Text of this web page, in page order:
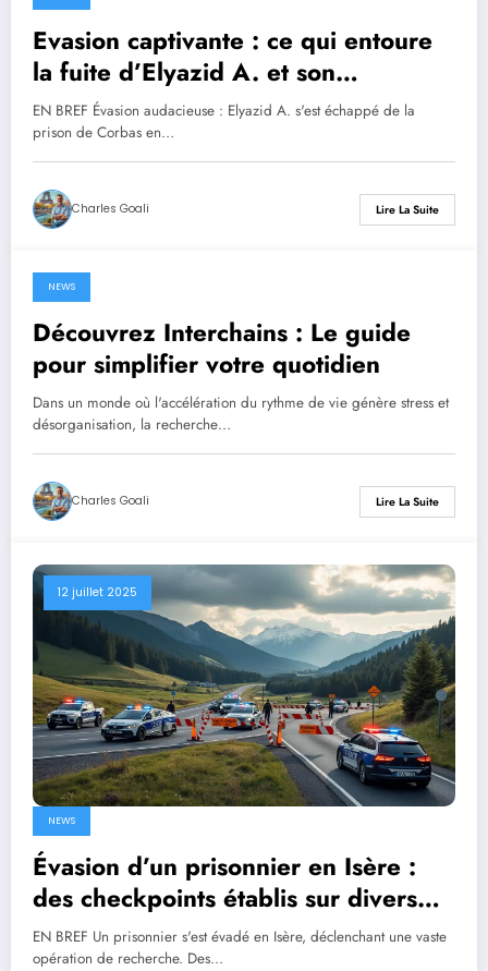
Evasion captivante : ce qui entoure
la fuite d’Elyazid A. et son
arrestation après une alerte
d’Interpol
EN BREF Évasion audacieuse : Elyazid A. s'est échappé de la
prison de Corbas en…
Charles Goali Lire La Suite
16 juillet 2025
NEWS
Découvrez Interchains : Le guide
pour simplifier votre quotidien
Dans un monde où l'accélération du rythme de vie génère stress et
désorganisation, la recherche…
Charles Goali Lire La Suite
12 juillet 2025
NEWS
Évasion d’un prisonnier en Isère :
des checkpoints établis sur divers
axes routiers
EN BREF Un prisonnier s'est évadé en Isère, déclenchant une vaste
opération de recherche. Des…